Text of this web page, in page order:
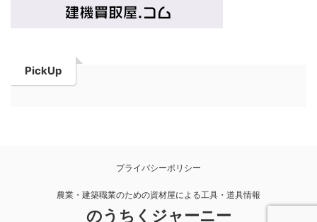
PickUp
プライバシーポリシー
農業・建築職業のための資材屋による工具・道具情報
のうちくジャーニー